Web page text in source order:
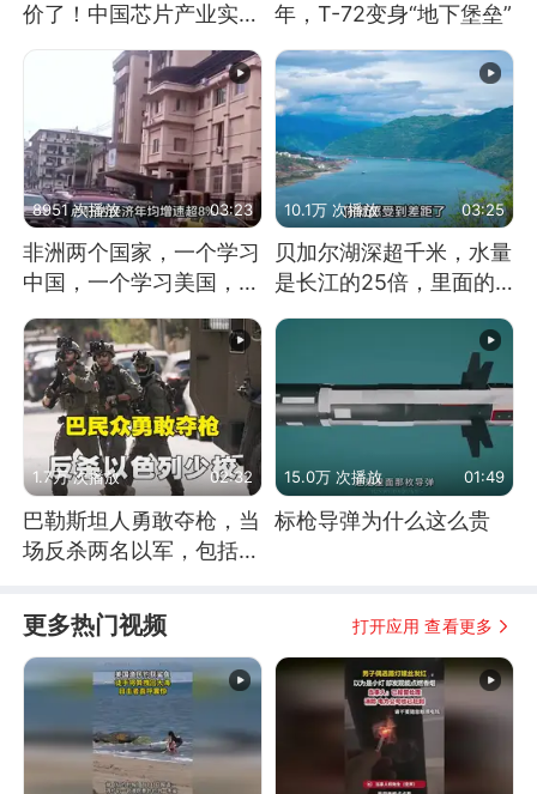
价了！中国芯片产业实现
怎样的逆袭？
年，T-72变身“地下堡垒”
8951 次播放 03:23
非洲两个国家，一个学习
中国，一个学习美国，结
10.1万 次播放 03:25
贝加尔湖深超千米，水量
是长江的25倍，里面的
1.7万 次播放 02:32
巴勒斯坦人勇敢夺枪，当
场反杀两名以军，包括一
15.0万 次播放 01:49
标枪导弹为什么这么贵
更多热门视频 打开应用 查看更多